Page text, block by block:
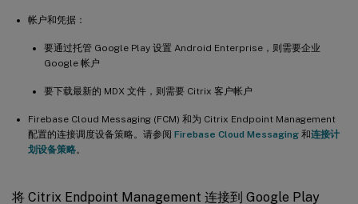
帐户和凭据：
要通过托管 Google Play 设置 Android Enterprise，则需要企业
Google 帐户
要下载最新的 MDX 文件，则需要 Citrix 客户帐户
Firebase Cloud Messaging (FCM) 和为 Citrix Endpoint Management
配置的连接调度设备策略。请参阅 Firebase Cloud Messaging 和连接计
划设备策略。
将 Citrix Endpoint Management 连接到 Google Play